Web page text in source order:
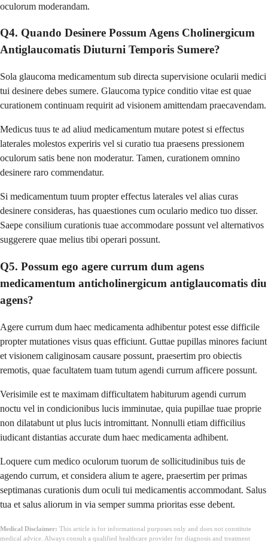
oculorum moderandam.
Q4. Quando Desinere Possum Agens Cholinergicum
Antiglaucomatis Diuturni Temporis Sumere?
Sola glaucoma medicamentum sub directa supervisione ocularii medici
tui desinere debes sumere. Glaucoma typice conditio vitae est quae
curationem continuam requirit ad visionem amittendam praecavendam.
Medicus tuus te ad aliud medicamentum mutare potest si effectus
laterales molestos experiris vel si curatio tua praesens pressionem
oculorum satis bene non moderatur. Tamen, curationem omnino
desinere raro commendatur.
Si medicamentum tuum propter effectus laterales vel alias curas
desinere consideras, has quaestiones cum oculario medico tuo disser.
Saepe consilium curationis tuae accommodare possunt vel alternativos
suggerere quae melius tibi operari possunt.
Q5. Possum ego agere currum dum agens
medicamentum anticholinergicum antiglaucomatis diu
agens?
Agere currum dum haec medicamenta adhibentur potest esse difficile
propter mutationes visus quas efficiunt. Guttae pupillas minores faciunt
et visionem caliginosam causare possunt, praesertim pro obiectis
remotis, quae facultatem tuam tutum agendi currum afficere possunt.
Verisimile est te maximam difficultatem habiturum agendi currum
noctu vel in condicionibus lucis imminutae, quia pupillae tuae proprie
non dilatabunt ut plus lucis intromittant. Nonnulli etiam difficilius
iudicant distantias accurate dum haec medicamenta adhibent.
Loquere cum medico oculorum tuorum de sollicitudinibus tuis de
agendo currum, et considera alium te agere, praesertim per primas
septimanas curationis dum oculi tui medicamentis accommodant. Salus
tua et salus aliorum in via semper summa prioritas esse debent.
Medical Disclaimer: This article is for informational purposes only and does not constitute
medical advice. Always consult a qualified healthcare provider for diagnosis and treatment